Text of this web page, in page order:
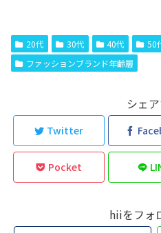
20代 30代 40代
50
ファッションブランド年齢層
シェ
Twitter
Pocket
hiiをフォ